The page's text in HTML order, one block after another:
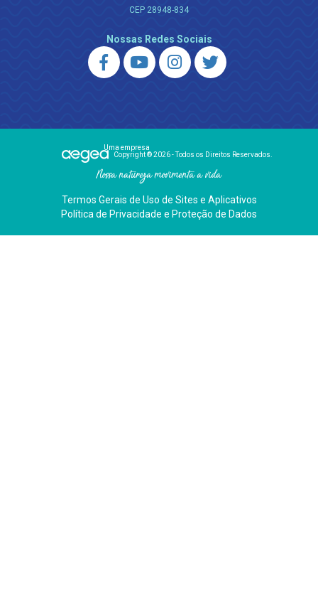
CEP 28948-834
Nossas Redes Sociais
Uma empresa
Copyright ® 2026 - Todos os Direitos Reservados.
Nossa natureza movimenta a vida
Termos Gerais de Uso de Sites e Aplicativos
Política de Privacidade e Proteção de Dados